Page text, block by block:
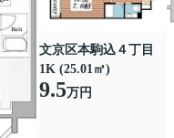
文京区本駒込４丁目
1K (25.01㎡)
9.5万円